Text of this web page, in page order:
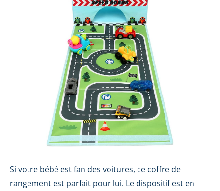
Si votre bébé est fan des voitures, ce coffre de
rangement est parfait pour lui. Le dispositif est en